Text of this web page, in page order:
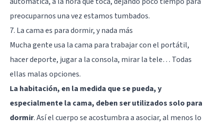
preocuparnos una vez estamos tumbados.
7. La cama es para dormir, y nada más
Mucha gente usa la cama para trabajar con el portátil,
hacer deporte, jugar a la consola, mirar la tele… Todas
ellas malas opciones.
La habitación, en la medida que se pueda, y
especialmente la cama, deben ser utilizados solo para
dormir. Así el cuerpo se acostumbra a asociar, al menos lo